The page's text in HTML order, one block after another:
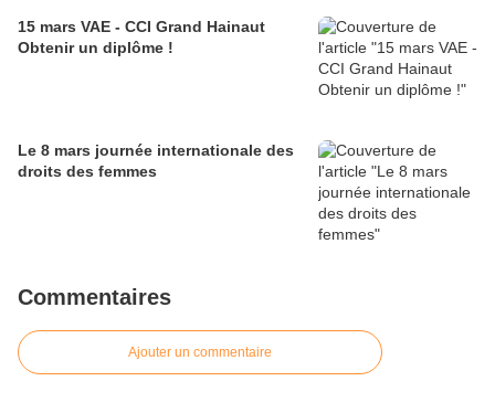
15 mars VAE - CCI Grand Hainaut
Obtenir un diplôme !
Le 8 mars journée internationale des
droits des femmes
Commentaires
Ajouter un commentaire